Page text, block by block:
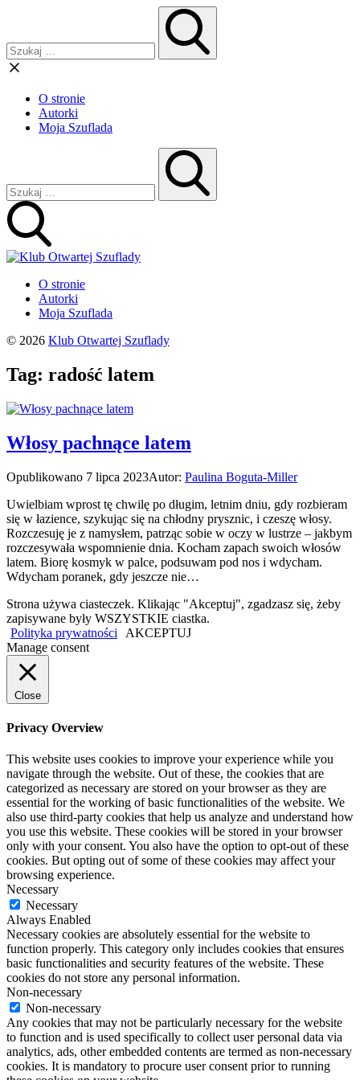
O stronie
Autorki
Moja Szuflada
O stronie
Autorki
Moja Szuflada
© 2026 Klub Otwartej Szuflady
Tag: radość latem
Włosy pachnące latem
Opublikowano 7 lipca 2023Autor: Paulina Boguta-Miller
Uwielbiam wprost tę chwilę po długim, letnim dniu, gdy rozbieram
się w łazience, szykując się na chłodny prysznic, i czeszę włosy.
Rozczesuję je z namysłem, patrząc sobie w oczy w lustrze – jakbym
rozczesywała wspomnienie dnia. Kocham zapach swoich włosów
latem. Biorę kosmyk w palce, podsuwam pod nos i wdycham.
Wdycham poranek, gdy jeszcze nie…
Strona używa ciasteczek. Klikając "Akceptuj", zgadzasz się, żeby
zapisywane były WSZYSTKIE ciastka.
Polityka prywatności
AKCEPTUJ
Manage consent
Close
Privacy Overview
This website uses cookies to improve your experience while you
navigate through the website. Out of these, the cookies that are
categorized as necessary are stored on your browser as they are
essential for the working of basic functionalities of the website. We
also use third-party cookies that help us analyze and understand how
you use this website. These cookies will be stored in your browser
only with your consent. You also have the option to opt-out of these
cookies. But opting out of some of these cookies may affect your
browsing experience.
Necessary
Necessary
Always Enabled
Necessary cookies are absolutely essential for the website to
function properly. This category only includes cookies that ensures
basic functionalities and security features of the website. These
cookies do not store any personal information.
Non-necessary
Non-necessary
Any cookies that may not be particularly necessary for the website
to function and is used specifically to collect user personal data via
analytics, ads, other embedded contents are termed as non-necessary
cookies. It is mandatory to procure user consent prior to running